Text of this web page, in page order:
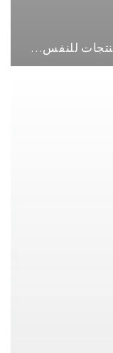
<tc>منتجات للنفس</tc>